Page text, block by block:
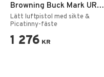
Browning Buck Mark URX
4,5 mm Fjäder luftpistol
Lätt luftpistol med sikte &
Picatinny-fäste
1 276 KR